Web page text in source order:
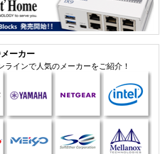
ーカー
ラインで人気のメーカーをご紹介！